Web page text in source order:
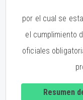
por el cual se
el cumplimiento
oficiales
Resumen